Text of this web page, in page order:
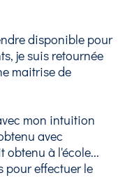
disponible pour
je suis retournée
maitrise de
mon intuition
avec
obtenu à l'école...
pour effectuer le